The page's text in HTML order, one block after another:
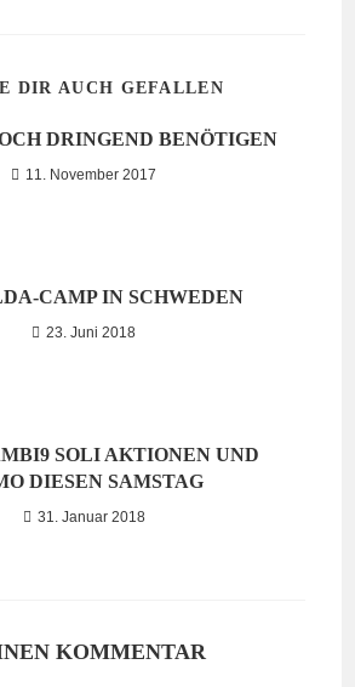
DIR AUCH GEFALLEN
DRINGEND BENÖTIGEN
11. November 2017
CAMP IN SCHWEDEN
23. Juni 2018
SOLI AKTIONEN UND
DIESEN SAMSTAG
31. Januar 2018
KOMMENTAR